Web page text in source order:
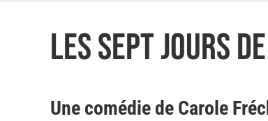
Les sept jours
Une comédie de Carole